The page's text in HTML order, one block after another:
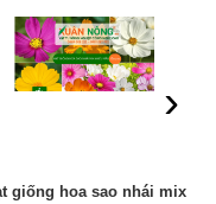
giống hoa sao nhái mix
›